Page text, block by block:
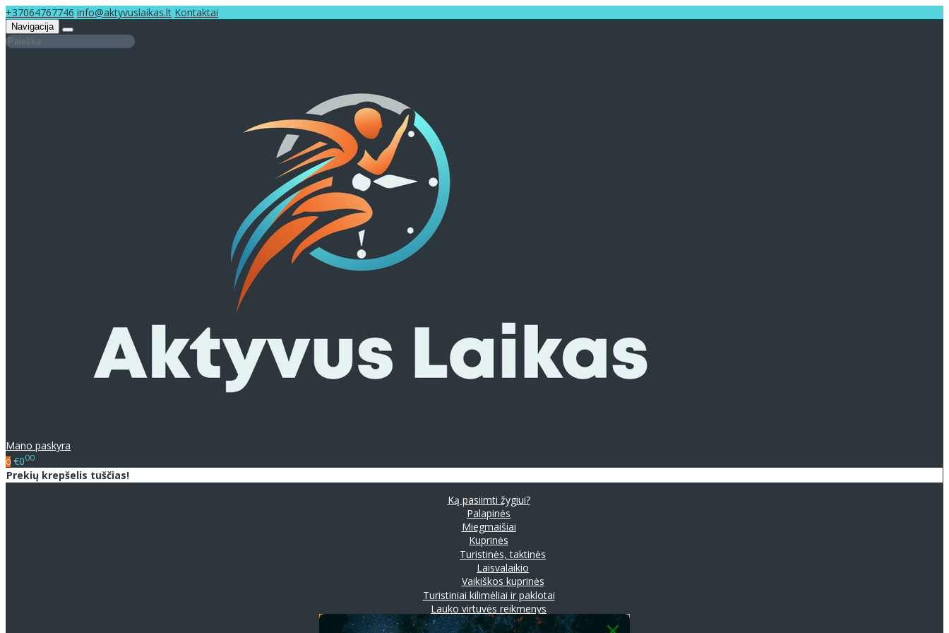
+37064767746 info@aktyvuslaikas.lt Kontaktai
Navigacija
Mano paskyra
0 €000
Prekių krepšelis tuščias!
Ką pasiimti žygiui?
Palapinės
Miegmaišiai
Kuprinės
Turistinės, taktinės
Laisvalaikio
Vaikiškos kuprinės
Turistiniai kilimėliai ir paklotai
Lauko virtuvės reikmenys
Prožektoriai ir stovyklavimo lempos